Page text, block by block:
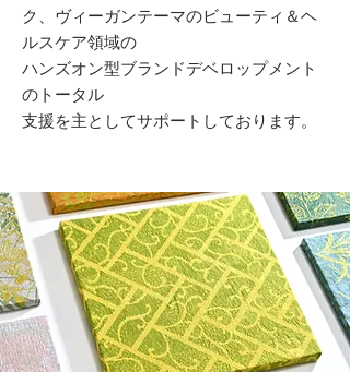
ク、ヴィーガンテーマのビューティ＆ヘ
ルスケア領域の
​ハンズオン型ブランドデベロップメント
のトータル
支援を主としてサポートしております。